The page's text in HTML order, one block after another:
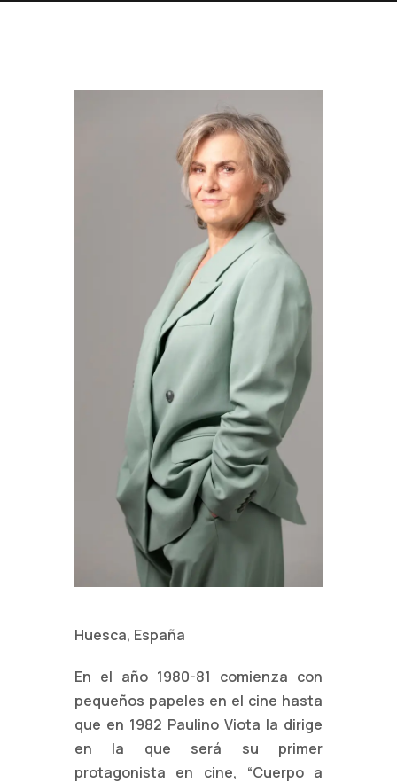
Huesca, España
En el año 1980-81 comienza con
pequeños papeles en el cine hasta
que en 1982 Paulino Viota la dirige
en la que será su primer
protagonista en cine, “Cuerpo a